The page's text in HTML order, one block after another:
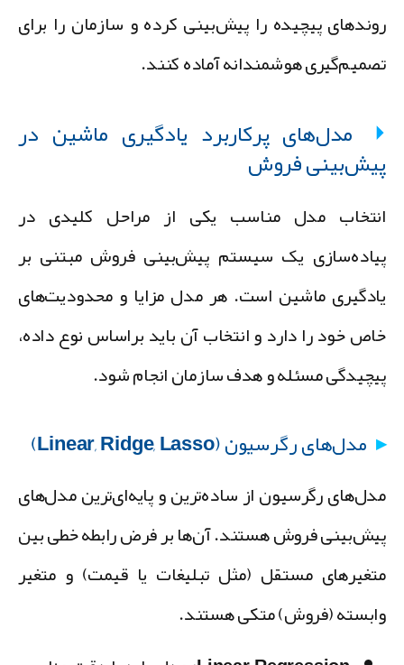
پیچیده را پیش‌بینی کرده و سازمان را برای
هوشمندانه آماده کنند.
مدل‌های پرکاربرد یادگیری ماشین در
فروش
مدل مناسب یکی از مراحل کلیدی در
یک سیستم پیش‌بینی فروش مبتنی بر
ماشین است. هر مدل مزایا و محدودیت‌های
خود را دارد و انتخاب آن باید براساس نوع داده،
مسئله و هدف سازمان انجام شود.
مدل‌های رگرسیون (Linear, Ridge, Lasso)
رگرسیون از ساده‌ترین و پایه‌ای‌ترین مدل‌های
فروش هستند. آن‌ها بر فرض رابطه خطی بین
مستقل (مثل تبلیغات یا قیمت) و متغیر
(فروش) متکی هستند.